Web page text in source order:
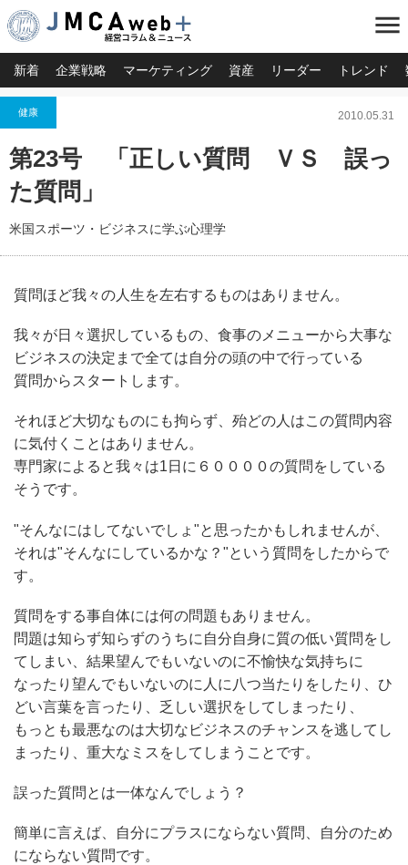
menu
新着 企業戦略 マーケティング 資産 リーダー トレンド
健康 2010.05.31
第23号 「正しい質問 ＶＳ 誤っ
た質問」
米国スポーツ・ビジネスに学ぶ心理学
質問ほど我々の人生を左右するものはありません。
我々が日々選択しているもの、食事のメニューから大事な
ビジネスの決定まで全ては自分の頭の中で行っている
質問からスタートします。
それほど大切なものにも拘らず、殆どの人はこの質問内容
に気付くことはありません。
専門家によると我々は1日に６００００の質問をしている
そうです。
"そんなにはしてないでしょ"と思ったかもしれませんが、
それは"そんなにしているかな？"という質問をしたからで
す。
質問をする事自体には何の問題もありません。
問題は知らず知らずのうちに自分自身に質の低い質問をし
てしまい、結果望んでもいないのに不愉快な気持ちに
なったり望んでもいないのに人に八つ当たりをしたり、ひ
どい言葉を言ったり、乏しい選択をしてしまったり、
もっとも最悪なのは大切なビジネスのチャンスを逃してし
まったり、重大なミスをしてしまうことです。
誤った質問とは一体なんでしょう？
簡単に言えば、自分にプラスにならない質問、自分のため
にならない質問です。